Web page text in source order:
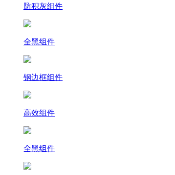
防积灰组件
全黑组件
钢边框组件
高效组件
全黑组件